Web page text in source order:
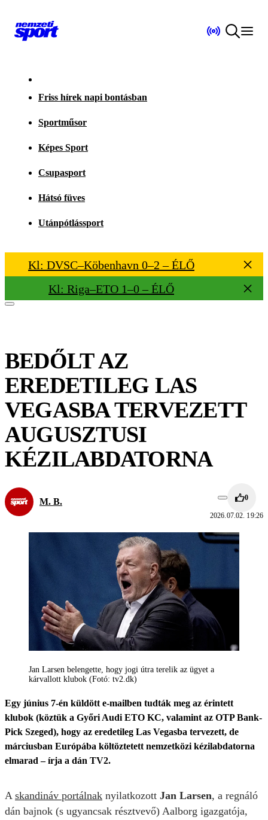
Friss hírek napi bontásban
Sportműsor
Képes Sport
Csupasport
Hátsó füves
Utánpótlássport
Kl: DVSC–Köbenhavn 0–2 – ÉLŐ
Kl: Riga–ETO 1–0 – ÉLŐ
BEDŐLT AZ
EREDETILEG LAS
VEGASBA TERVEZETT
AUGUSZTUSI
KÉZILABDATORNA
M. B. 0
2026.07.02. 19:26
Jan Larsen belengette, hogy jogi útra terelik az ügyet a
kárvallott klubok (Fotó: tv2.dk)
Egy június 7-én küldött e-mailben tudták meg az érintett
klubok (köztük a Győri Audi ETO KC, valamint az OTP Bank-
Pick Szeged), hogy az eredetileg Las Vegasba tervezett, de
márciusban Európába költöztetett nemzetközi kézilabdatorna
elmarad – írja a dán TV2.
A skandináv portálnak nyilatkozott Jan Larsen, a regnáló
dán bajnok (s ugyancsak résztvevő) Aalborg igazgatója,